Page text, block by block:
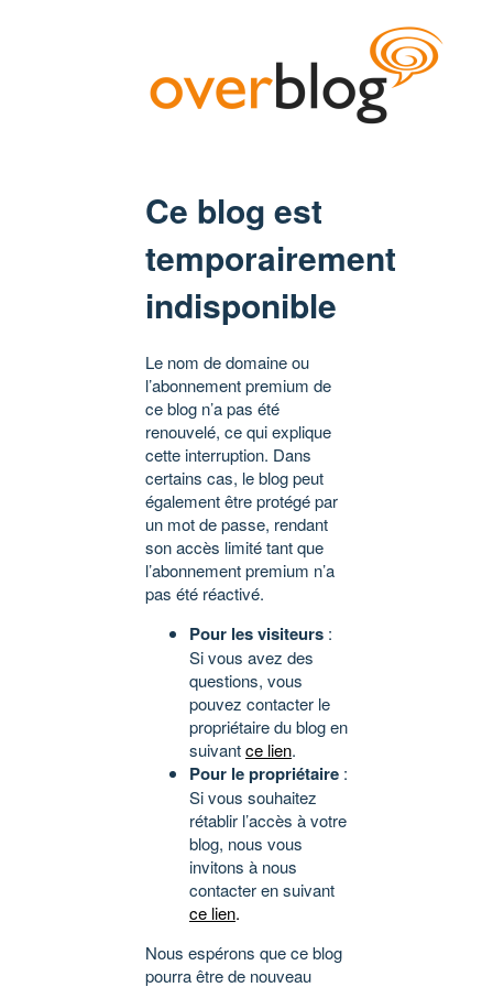
Ce blog est
temporairement
indisponible
Le nom de domaine ou
l’abonnement premium de
ce blog n’a pas été
renouvelé, ce qui explique
cette interruption. Dans
certains cas, le blog peut
également être protégé par
un mot de passe, rendant
son accès limité tant que
l’abonnement premium n’a
pas été réactivé.
Pour les visiteurs :
Si vous avez des
questions, vous
pouvez contacter le
propriétaire du blog en
suivantce lien.
Pour le propriétaire :
Si vous souhaitez
rétablir l’accès à votre
blog, nous vous
invitons à nous
contacter en suivant
ce lien.
Nous espérons que ce blog
pourra être de nouveau